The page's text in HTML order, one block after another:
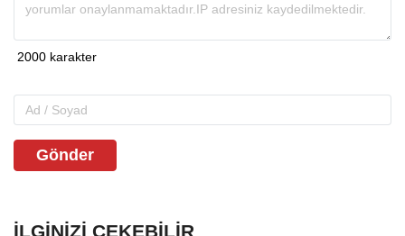
Gönder
İLGINIZI ÇEKEBILIR